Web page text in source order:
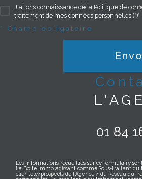
J'ai pris connaissance de la Politique de
traitement de mes données personnelles (*)*
* Champ obligatoire
01 84
Les informations recueillies sur ce formulaire
La Boite Immo agissant comme Sous-traitant
clientèle/prospects de l'Agence / du Réseau qui